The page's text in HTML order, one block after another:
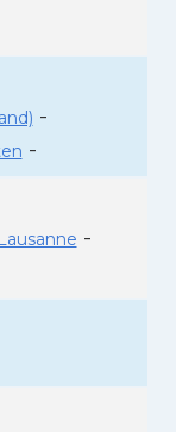
-
-
Lausanne -